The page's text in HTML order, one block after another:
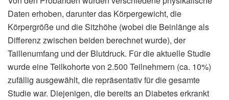
Daten erhoben, darunter das Körpergewicht, die
Körpergröße und die Sitzhöhe (wobei die Beinlänge als
Differenz zwischen beiden berechnet wurde), der
Taillenumfang und der Blutdruck. Für die aktuelle Studie
wurde eine Teilkohorte von 2.500 Teilnehmern (ca. 10%)
zufällig ausgewählt, die repräsentativ für die gesamte
Studie war. Diejenigen, die bereits an Diabetes erkrankt